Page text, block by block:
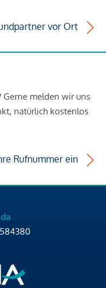
vor Ort
Gerne melden wir uns
natürlich kostenlos
Rufnummer ein